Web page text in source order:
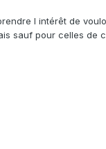
l intérêt de
sauf pour celles de